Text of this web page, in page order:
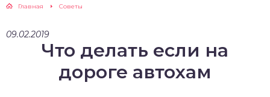
Главная Советы
09.02.2019
Что делать если на
дороге автохам